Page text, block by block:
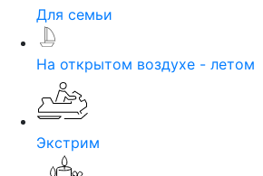
Для семьи
На открытом воздухе - летом
Экстрим